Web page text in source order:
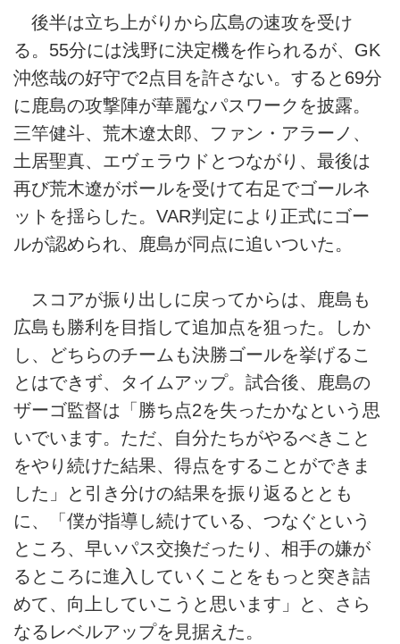
後半は立ち上がりから広島の速攻を受け
る。55分には浅野に決定機を作られるが、GK
沖悠哉の好守で2点目を許さない。すると69分
に鹿島の攻撃陣が華麗なパスワークを披露。
三竿健斗、荒木遼太郎、ファン・アラーノ、
土居聖真、エヴェラウドとつながり、最後は
再び荒木遼がボールを受けて右足でゴールネ
ットを揺らした。VAR判定により正式にゴー
ルが認められ、鹿島が同点に追いついた。
スコアが振り出しに戻ってからは、鹿島も
広島も勝利を目指して追加点を狙った。しか
し、どちらのチームも決勝ゴールを挙げるこ
とはできず、タイムアップ。試合後、鹿島の
ザーゴ監督は「勝ち点2を失ったかなという思
いでいます。ただ、自分たちがやるべきこと
をやり続けた結果、得点をすることができま
した」と引き分けの結果を振り返るととも
に、「僕が指導し続けている、つなぐという
ところ、早いパス交換だったり、相手の嫌が
るところに進入していくことをもっと突き詰
めて、向上していこうと思います」と、さら
なるレベルアップを見据えた。